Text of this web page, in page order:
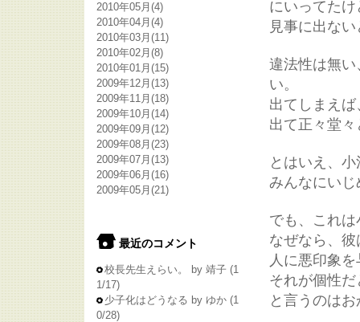
2010年05月 (4)
2010年04月 (4)
2010年03月 (11)
2010年02月 (8)
2010年01月 (15)
2009年12月 (13)
2009年11月 (18)
2009年10月 (14)
2009年09月 (12)
2009年08月 (23)
2009年07月 (13)
2009年06月 (16)
2009年05月 (21)
最近のコメント
校長先生えらい。 by 靖子 (1
1/17)
少子化はどうなる by ゆか (1
0/28)
にいってたけ
見事に出な
違法性は無
い。
出てしまえ
出て正々堂
とはいえ、
みんなにい
でも、これ
なぜなら、
人に悪印象
それが個性
と言うのは